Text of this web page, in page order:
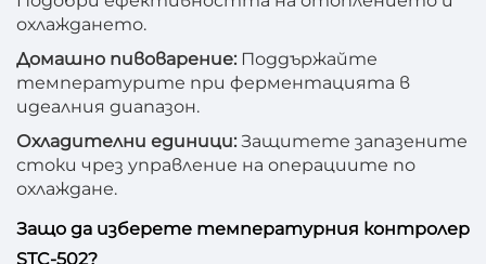
охлаждането.
Домашно пивоварение: Поддържайте
температурите при ферментацията в
идеалния диапазон.
Охладителни единици: Защитете запазените
стоки чрез управление на операциите по
охлаждане.
Защо да изберете температурния контролер
STC-502?